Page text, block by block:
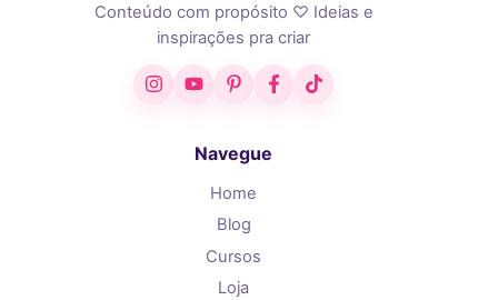
Conteúdo com propósito ♡ Ideias e
inspirações pra criar
InstagramYouTubePinterestFacebook
TikTok
Navegue
Home
Blog
Cursos
Loja